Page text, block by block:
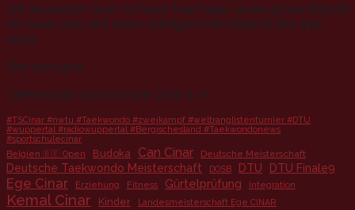
Wir wünschen allen schöne Feiertage, einen guten Rutsch
ins neue Jahr und einen erfolgreichen Start in das Jahr
2026.
Der Vorstand
Taekwondo Sportschule Cinar e. V.
#TSCinar #nwtu #Taekwondo #zweikampf #weltranglistenturnier #DTU
#wuppertal #radiowuppertal #Bergischesland #Taekwondonews
#sportschulecinar
Belgien 🇧🇪 Open
Budoka Can Cinar Deutsche Meisterschaft
Deutsche Taekwondo Meisterschaft DOSB DTU DTU Finale9
Ege Cinar Erziehung Fitness Gürtelprüfung Integration
Kemal Cinar Kinder Landesmeisterschaft Ege CINAR